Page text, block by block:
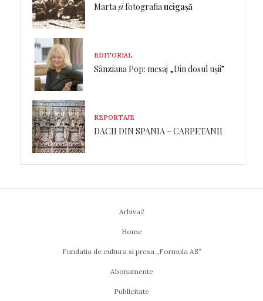
Martașifotografia ucigașă
EDITORIAL
Sânziana Pop: mesaj „Din dosul ușii”
REPORTAJE
DACII DIN SPANIA – CARPETANII
Arhiva2
Home
Fundatia de cultura si presa „Formula AS”
Abonamente
Publicitate